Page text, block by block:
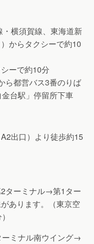
横須賀線、東海道新
からタクシーで約10
ーで約10分
ら都営バス3番のりば
金台駅」停留所下車
出口）より徒歩約15
ターミナル→第1ター
あります。（東京空
ミナル南ウイング→